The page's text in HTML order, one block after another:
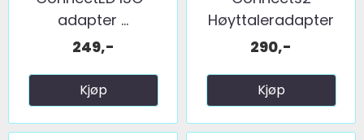
adapter ...
249,-
Kjøp
Høyttaleradapter
(200mm) ...
290,-
Kjøp